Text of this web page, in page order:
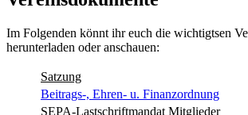
Im Folgenden könnt ihr euch die wichtigtsen
herunterladen oder anschauen:
Satzung
Beitrags-, Ehren- u. Finanzordnung
SEPA-Lastschriftmandat Mitglieder